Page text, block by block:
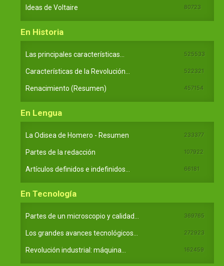
Ideas de Voltaire 80723
En Historia
Las principales características... 525533
Características de la Revolución... 522321
Renacimiento (Resumen) 457154
En Lengua
La Odisea de Homero - Resumen 233377
Partes de la redacción 107922
Artículos definidos e indefinidos... 66181
En Tecnología
Partes de un microscopio y calidad... 369765
Los grandes avances tecnológicos... 272923
Revolución industrial: máquina... 162459